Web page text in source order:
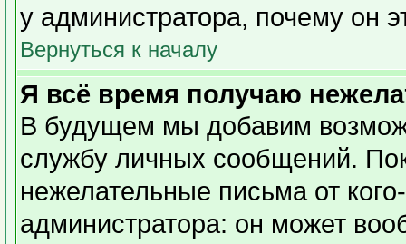
у администратора, почему он
Вернуться к началу
Я всё время получаю
В будущем мы добавим
службу личных сообщений.
нежелательные письма от
администратора: он может